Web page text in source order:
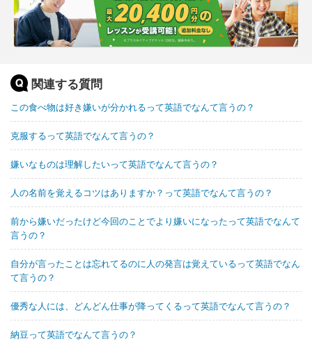
関連する質問
この食べ物は好き嫌いが分かれるって英語でなんて言うの？
克服するって英語でなんて言うの？
嫌いなものは理解したいって英語でなんて言うの？
人の名前を覚えるコツはありますか？って英語でなんて言うの？
前から嫌いだったけど今回のことでより嫌いになったって英語でなんて
言うの？
自分が言ったことは忘れてるのに人の発言は覚えているって英語でなん
て言うの？
優秀な人には、どんどん仕事が降ってくるって英語でなんて言うの？
納豆って英語でなんて言うの？